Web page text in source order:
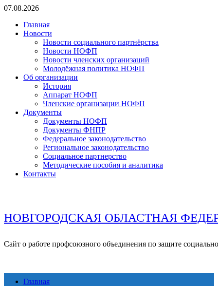
Перейти
содержимому
07.08.2026
Главная
Новости
Новости социального партнёрства
Новости НОФП
Новости членских организаций
Молодёжная политика НОФП
Об организации
История
Аппарат НОФП
Членские организации НОФП
Документы
Документы НОФП
Документы ФНПР
Федеральное законодательство
Региональное законодательство
Социальное партнерство
Методические пособия и аналитика
Контакты
НОВГОРОДСКАЯ ОБЛАСТНАЯ
Сайт о работе профсоюзного объединения по защите
Главная